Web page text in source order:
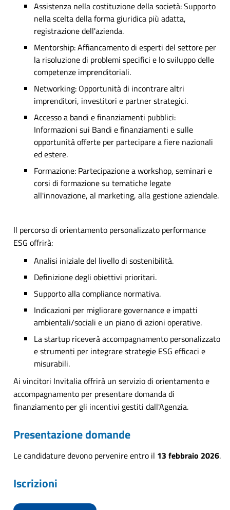
Assistenza nella costituzione della società: Supporto
nella scelta della forma giuridica più adatta,
registrazione dell'azienda.
Mentorship: Affiancamento di esperti del settore per
la risoluzione di problemi specifici e lo sviluppo delle
competenze imprenditoriali.
Networking: Opportunità di incontrare altri
imprenditori, investitori e partner strategici.
Accesso a bandi e finanziamenti pubblici:
Informazioni sui Bandi e finanziamenti e sulle
opportunità offerte per partecipare a fiere nazionali
ed estere.
Formazione: Partecipazione a workshop, seminari e
corsi di formazione su tematiche legate
all'innovazione, al marketing, alla gestione aziendale.
Il percorso di orientamento personalizzato performance
ESG offrirà:
Analisi iniziale del livello di sostenibilità.
Definizione degli obiettivi prioritari.
Supporto alla compliance normativa.
Indicazioni per migliorare governance e impatti
ambientali/sociali e un piano di azioni operative.
La startup riceverà accompagnamento personalizzato
e strumenti per integrare strategie ESG efficaci e
misurabili.
Ai vincitori Invitalia offrirà un servizio di orientamento e
accompagnamento per presentare domanda di
finanziamento per gli incentivi gestiti dall'Agenzia.
Presentazione domande
Le candidature devono pervenire entro il 13 febbraio 2026.
Iscrizioni